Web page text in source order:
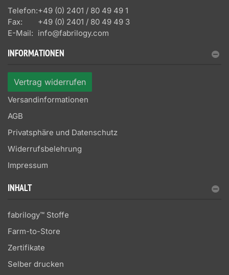
Telefon:+49 (0) 2401 / 80 49 49 1
Fax:
+49 (0) 2401 / 80 49 49 3
E-Mail: info@fabrilogy.com
INFORMATIONEN
Vertrag widerrufen
Versandinformationen
AGB
Privatsphäre und Datenschutz
Widerrufsbelehrung
Impressum
INHALT
fabrilogy™ Stoffe
Farm-to-Store
Zertifikate
Selber drucken